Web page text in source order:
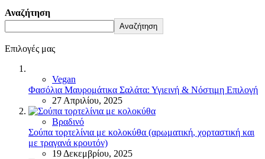
Αναζήτηση
Αναζήτηση
Επιλογές μας
Vegan
Φασόλια Μαυρομάτικα Σαλάτα: Υγιεινή & Νόστιμη Επιλογή
27 Απριλίου, 2025
Βραδινό
Σούπα τορτελίνια με κολοκύθα (αρωματική, χορταστική και
με τραγανά κρουτόν)
19 Δεκεμβρίου, 2025